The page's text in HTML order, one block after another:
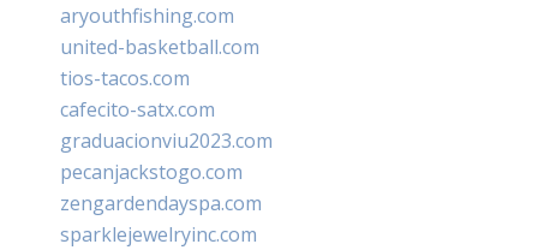
aryouthfishing.com
united-basketball.com
tios-tacos.com
cafecito-satx.com
graduacionviu2023.com
pecanjackstogo.com
zengardendayspa.com
sparklejewelryinc.com